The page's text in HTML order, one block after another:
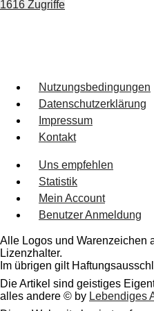
1616 Zugriffe
Nutzungsbedingungen
Datenschutzerklärung
Impressum
Kontakt
Uns empfehlen
Statistik
Mein Account
Benutzer Anmeldung
Alle Logos und Warenzeichen
Lizenzhalter.
Im übrigen gilt
Die Artikel sind geistiges
alles andere © by Lebendiges